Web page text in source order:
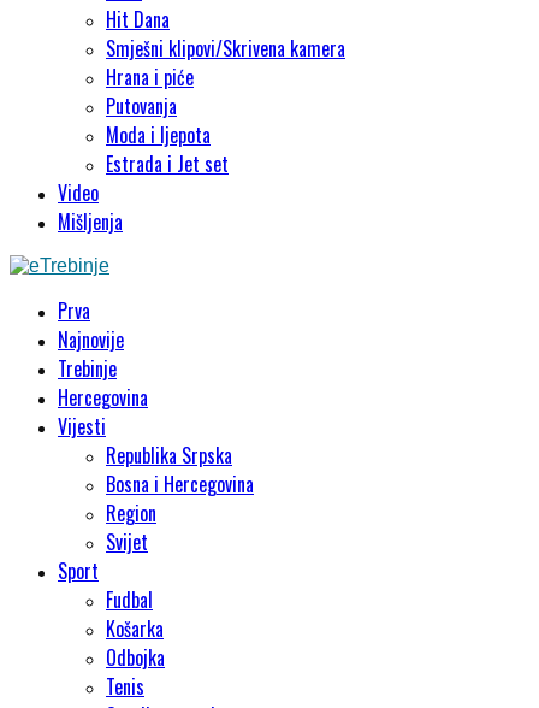
Hit Dana
Smješni klipovi/Skrivena kamera
Hrana i piće
Putovanja
Moda i ljepota
Estrada i Jet set
Video
Mišljenja
Prva
Najnovije
Trebinje
Hercegovina
Vijesti
Republika Srpska
Bosna i Hercegovina
Region
Svijet
Sport
Fudbal
Košarka
Odbojka
Tenis